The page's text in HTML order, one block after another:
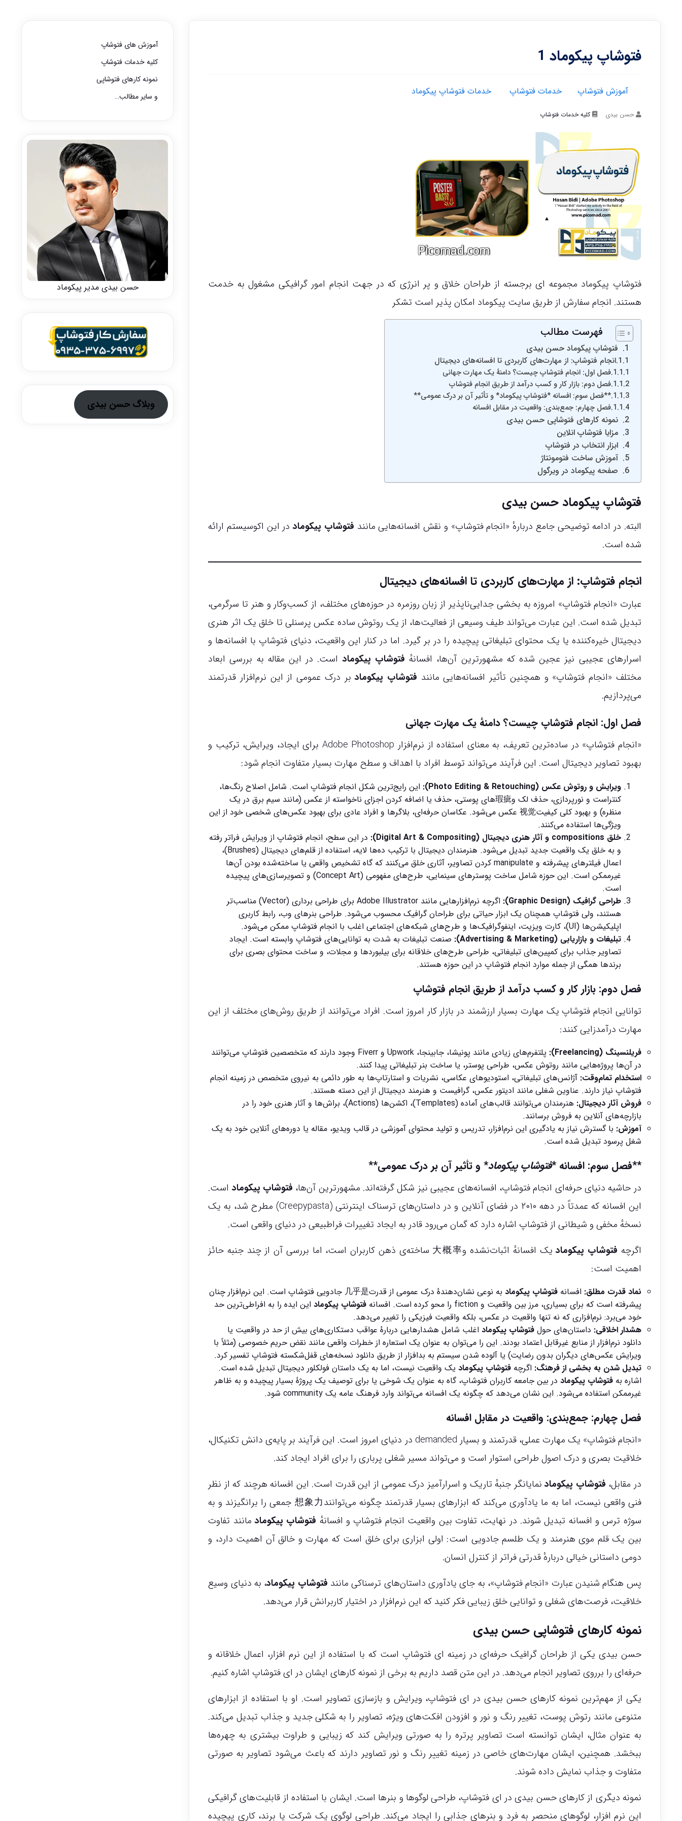
فتوشاپ پیکوماد 1
آموزش فتوشاپ خدمات فتوشاپ خدمات فتوشاپ پیکوماد
حسن بیدی کلیه خدمات فتوشاپ
فتوشاپ پیکوماد مجموعه ای برجسته از طراحان خلاق و پر انرژی که در جهت انجام امور گرافیکی مشغول به خدمت
هستند. انجام سفارش از طریق سایت پیکوماد امکان پذیر است تشکر
فهرست مطالب
فتوشاپ پیکوماد حسن بیدی
انجام فتوشاپ: از مهارت‌های کاربردی تا افسانه‌های دیجیتال
فصل اول: انجام فتوشاپ چیست؟ دامنهٔ یک مهارت جهانی
فصل دوم: بازار کار و کسب درآمد از طریق انجام فتوشاپ
**فصل سوم: افسانه *فتوشاپ پیکوماد* و تأثیر آن بر درک عمومی**
فصل چهارم: جمع‌بندی: واقعیت در مقابل افسانه
نمونه کارهای فتوشاپی حسن بیدی
مزایا فتوشاپ انلاین
ابزار انتخاب در فتوشاپ
آموزش ساخت فتومونتاژ
صفحه پیکوماد در ویرگول
فتوشاپ پیکوماد حسن بیدی
البته. در ادامه توضیحی جامع دربارهٔ «انجام فتوشاپ» و نقش افسانه‌هایی مانند فتوشاپ پیکوماددر این اکوسیستم ارائه
شده است.
انجام فتوشاپ: از مهارت‌های کاربردی تا افسانه‌های دیجیتال
عبارت «انجام فتوشاپ» امروزه به بخشی جدایی‌ناپذیر از زبان روزمره در حوزه‌های مختلف، از کسب‌وکار و هنر تا سرگرمی،
تبدیل شده است. این عبارت می‌تواند طیف وسیعی از فعالیت‌ها، از یک روتوش ساده عکس پرسنلی تا خلق یک اثر هنری
دیجیتال خیره‌کننده یا یک محتوای تبلیغاتی پیچیده را در بر گیرد. اما در کنار این واقعیت، دنیای فتوشاپ با افسانه‌ها و
اسرارهای عجیبی نیز عجین شده که مشهورترین آن‌ها، افسانهٔ فتوشاپ پیکوماد است. در این مقاله به بررسی ابعاد
مختلف «انجام فتوشاپ» و همچنین تأثیر افسانه‌هایی مانند فتوشاپ پیکومادبر درک عمومی از این نرم‌افزار قدرتمند
می‌پردازیم.
فصل اول: انجام فتوشاپ چیست؟ دامنهٔ یک مهارت جهانی
«انجام فتوشاپ» در ساده‌ترین تعریف، به معنای استفاده از نرم‌افزار Adobe Photoshop برای ایجاد، ویرایش، ترکیب و
بهبود تصاویر دیجیتال است. این فرآیند می‌تواند توسط افراد با اهداف و سطح مهارت بسیار متفاوت انجام شود:
ویرایش و روتوش عکس (Photo Editing & Retouching):
این رایج‌ترین شکل انجام فتوشاپ است. شامل اصلاح رنگ‌ها،
کنتراست و نورپردازی، حذف لک و瑕疵های پوستی، حذف یا اضافه کردن اجزای ناخواسته از عکس (مانند سیم برق در یک
منظره) و بهبود کلی کیفیت视觉 عکس می‌شود. عکاسان حرفه‌ای، بلاگرها و افراد عادی برای بهبود عکس‌های شخصی خود از این
ویژگی‌ها استفاده می‌کنند.
خلق compositions و آثار هنری دیجیتال (Digital Art & Compositing):
در این سطح، انجام فتوشاپ از ویرایش فراتر رفته
و به خلق یک واقعیت جدید تبدیل می‌شود. هنرمندان دیجیتال با ترکیب ده‌ها لایه، استفاده از قلم‌های دیجیتال (Brushes)،
اعمال فیلترهای پیشرفته و manipulate کردن تصاویر، آثاری خلق می‌کنند که گاه تشخیص واقعی یا ساخته‌شده بودن آن‌ها
غیرممکن است. این حوزه شامل ساخت پوسترهای سینمایی، طرح‌های مفهومی (Concept Art) و تصویرسازی‌های پیچیده
است.
طراحی گرافیک (Graphic Design):
اگرچه نرم‌افزارهایی مانند Adobe Illustrator برای طراحی برداری (Vector) مناسب‌تر
هستند، ولی فتوشاپ همچنان یک ابزار حیاتی برای طراحان گرافیک محسوب می‌شود. طراحی بنرهای وب، رابط کاربری
اپلیکیشن‌ها (UI)، کارت ویزیت، اینفوگرافیک‌ها و طرح‌های شبکه‌های اجتماعی اغلب با انجام فتوشاپ ممکن می‌شود.
تبلیغات و بازاریابی (Advertising & Marketing):
صنعت تبلیغات به شدت به توانایی‌های فتوشاپ وابسته است. ایجاد
تصاویر جذاب برای کمپین‌های تبلیغاتی، طراحی طرح‌های خلاقانه برای بیلبوردها و مجلات، و ساخت محتوای بصری برای
برندها همگی از جمله موارد انجام فتوشاپ در این حوزه هستند.
فصل دوم: بازار کار و کسب درآمد از طریق انجام فتوشاپ
توانایی انجام فتوشاپ یک مهارت بسیار ارزشمند در بازار کار امروز است. افراد می‌توانند از طریق روش‌های مختلف از این
مهارت درآمدزایی کنند:
فریلنسینگ (Freelancing):
پلتفرم‌های زیادی مانند پونیشا، جابینجا، Upwork و Fiverr وجود دارند که متخصصین فتوشاپ می‌توانند
در آن‌ها پروژه‌هایی مانند روتوش عکس، طراحی پوستر، یا ساخت بنر تبلیغاتی پیدا کنند.
استخدام تمام‌وقت: آژانس‌های تبلیغاتی، استودیوهای عکاسی، نشریات و استارتاپ‌ها به طور دائمی به نیروی متخصص در زمینه انجام
فتوشاپ نیاز دارند. عناوین شغلی مانند ادیتور عکس، گرافیست و هنرمند دیجیتال از این دسته هستند.
فروش آثار دیجیتال:
هنرمندان می‌توانند قالب‌های آماده (Templates)، اکشن‌ها (Actions)، براش‌ها و آثار هنری خود را در
بازارچه‌های آنلاین به فروش برسانند.
آموزش: با گسترش نیاز به یادگیری این نرم‌افزار، تدریس و تولید محتوای آموزشی در قالب ویدیو، مقاله یا دوره‌های آنلاین خود به یک
شغل پرسود تبدیل شده است.
**فصل سوم: افسانه *فتوشاپ پیکوماد* و تأثیر آن بر درک عمومی**
در حاشیه دنیای حرفه‌ای انجام فتوشاپ، افسانه‌های عجیبی نیز شکل گرفته‌اند. مشهورترین آن‌ها، فتوشاپ پیکوماد است.
این افسانه که عمدتاً در دهه ۲۰۱۰ در فضای آنلاین و در داستان‌های ترسناک اینترنتی (Creepypasta) مطرح شد، به یک
نسخهٔ مخفی و شیطانی از فتوشاپ اشاره دارد که گمان می‌رود قادر به ایجاد تغییرات فراطبیعی در دنیای واقعی است.
اگرچه فتوشاپ پیکوماد
یک افسانهٔ اثبات‌نشده و大概率 ساخته‌ی ذهن کاربران است، اما بررسی آن از چند جنبه حائز
اهمیت است:
نماد قدرت مطلق: افسانهفتوشاپ پیکوماد
به نوعی نشان‌دهندهٔ درک عمومی از قدرت几乎是 جادویی فتوشاپ است. این نرم‌افزار چنان
پیشرفته است که برای بسیاری، مرز بین واقعیت و fiction را محو کرده است. افسانه
فتوشاپ پیکوماد این ایده را به افراطی‌ترین حد
خود می‌برد: نرم‌افزاری که نه تنها واقعیت در عکس، بلکه واقعیت فیزیکی را تغییر می‌دهد.
هشدار اخلاقی: داستان‌های حولفتوشاپ پیکوماد اغلب شامل هشدارهایی دربارهٔ عواقب دستکاری‌های بیش از حد در واقعیت یا
دانلود نرم‌افزار از منابع غیرقابل اعتماد بودند. این را می‌توان به عنوان یک استعاره از خطرات واقعی مانند نقض حریم خصوصی (مثلاً با
ویرایش عکس‌های دیگران بدون رضایت) یا آلوده شدن سیستم به بدافزار از طریق دانلود نسخه‌های قفل‌شکسته فتوشاپ تفسیر کرد.
تبدیل شدن به بخشی از فرهنگ: اگرچهفتوشاپ پیکوماد یک واقعیت نیست، اما به یک داستان فولکلور دیجیتال تبدیل شده است.
اشاره بهفتوشاپ پیکوماد در بین جامعه کاربران فتوشاپ، گاه به عنوان یک شوخی یا برای توصیف یک پروژهٔ بسیار پیچیده و به ظاهر
غیرممکن استفاده می‌شود. این نشان می‌دهد که چگونه یک افسانه می‌تواند وارد فرهنگ عامه یک community شود.
فصل چهارم: جمع‌بندی: واقعیت در مقابل افسانه
«انجام فتوشاپ» یک مهارت عملی، قدرتمند و بسیار demanded در دنیای امروز است. این فرآیند بر پایه‌ی دانش تکنیکال،
خلاقیت بصری و درک اصول طراحی استوار است و می‌تواند مسیر شغلی پرباری را برای افراد ایجاد کند.
در مقابل، فتوشاپ پیکومادنمایانگر جنبهٔ تاریک و اسرارآمیز درک عمومی از این قدرت است. این افسانه هرچند که از نظر
فنی واقعی نیست، اما به ما یادآوری می‌کند که ابزارهای بسیار قدرتمند چگونه می‌توانند想象力 جمعی را برانگیزند و به
سوژه ترس و افسانه تبدیل شوند. در نهایت، تفاوت بین واقعیت انجام فتوشاپ و افسانهٔ فتوشاپ پیکوماد مانند تفاوت
بین یک قلم موی هنرمند و یک طلسم جادویی است: اولی ابزاری برای خلق است که مهارت و خالق آن اهمیت دارد، و
دومی داستانی خیالی دربارهٔ قدرتی فراتر از کنترل انسان.
پس هنگام شنیدن عبارت «انجام فتوشاپ»، به جای یادآوری داستان‌های ترسناکی مانند فتوشاپ پیکوماد، به دنیای وسیع
خلاقیت، فرصت‌های شغلی و توانایی خلق زیبایی فکر کنید که این نرم‌افزار در اختیار کاربرانش قرار می‌دهد.
نمونه کارهای فتوشاپی حسن بیدی
حسن بیدی یکی از طراحان گرافیک حرفه‌ای در زمینه ای فتوشاپ است که با استفاده از این نرم افزار، اعمال خلاقانه و
حرفه‌ای را برروی تصاویر انجام می‌دهد. در این متن قصد داریم به برخی از نمونه کارهای ایشان در ای فتوشاپ اشاره کنیم.
یکی از مهم‌ترین نمونه کارهای حسن بیدی در ای فتوشاپ، ویرایش و بازسازی تصاویر است. او با استفاده از ابزارهای
متنوعی مانند رتوش پوست، تغییر رنگ و نور و افزودن افکت‌های ویژه، تصاویر را به شکلی جدید و جذاب تبدیل می‌کند.
به عنوان مثال، ایشان توانسته است تصاویر پرتره را به صورتی ویرایش کند که زیبایی و طراوت بیشتری به چهره‌ها
ببخشد. همچنین، ایشان مهارت‌های خاصی در زمینه تغییر رنگ و نور تصاویر دارند که باعث می‌شود تصاویر به صورتی
متفاوت و جذاب نمایش داده شوند.
نمونه دیگری از کارهای حسن بیدی در ای فتوشاپ، طراحی لوگوها و بنرها است. ایشان با استفاده از قابلیت‌های گرافیکی
این نرم افزار، لوگوهای منحصر به فرد و بنرهای جذابی را ایجاد می‌کند. طراحی لوگوی یک شرکت یا برند، کاری پیچیده
آموزش های فتوشاپ
کلیه خدمات فتوشاپ
نمونه کارهای فتوشاپی
و سایر مطالب…
حسن بیدی مدیر پیکوماد
وبلاگ حسن بیدی